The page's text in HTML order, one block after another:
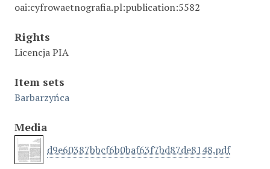
oai:cyfrowaetnografia.pl:publication:5582
Rights
Licencja PIA
Item sets
Barbarzyńca
Media
d9e60387bbcf6b0baf63f7bd87de8148.pdf